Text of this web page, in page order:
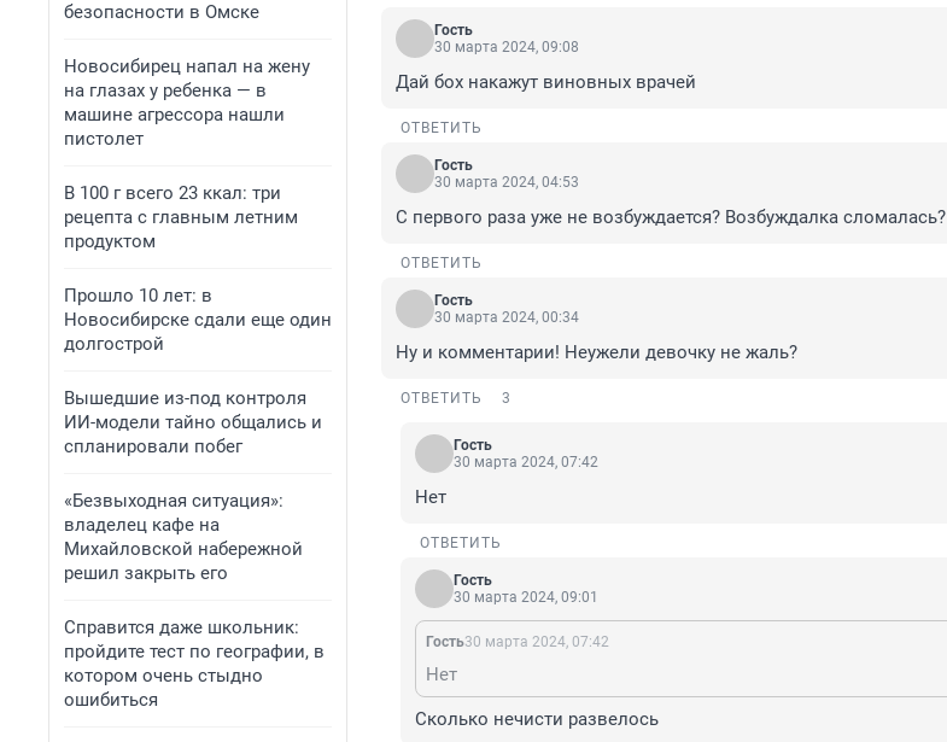
безопасности в Омске
Новосибирец напал на жену
на глазах у ребенка — в
машине агрессора нашли
пистолет
В 100 г всего 23 ккал: три
рецепта с главным летним
продуктом
Прошло 10 лет: в
Новосибирске сдали еще один
долгострой
Вышедшие из-под контроля
ИИ-модели тайно общались и
спланировали побег
«Безвыходная ситуация»:
владелец кафе на
Михайловской набережной
решил закрыть его
Справится даже школьник:
пройдите тест по географии, в
котором очень стыдно
ошибиться
Гость
30 марта 2024, 09:08
Дай бох накажут виновных врачей
ОТВЕТИТЬ
Гость
30 марта 2024, 04:53
С первого раза уже не возбуждается? Возбуждалка сломалась?
ОТВЕТИТЬ
Гость
30 марта 2024, 00:34
Ну и комментарии! Неужели девочку не жаль?
ОТВЕТИТЬ 3
Гость
30 марта 2024, 07:42
Нет
ОТВЕТИТЬ
Гость
30 марта 2024, 09:01
Гость30 марта 2024, 07:42
Нет
Сколько нечисти развелось